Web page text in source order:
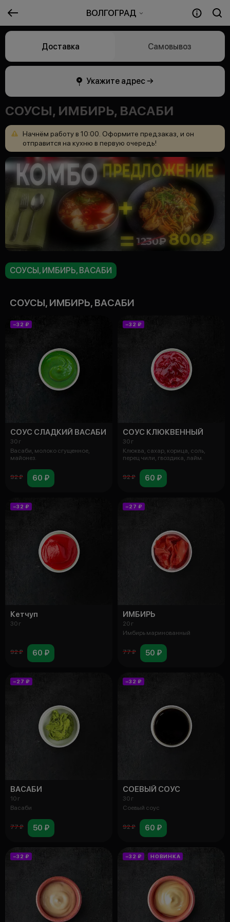
ВОЛГОГРАД
Доставка Самовывоз
Укажите адрес →
СОУСЫ, ИМБИРЬ, ВАСАБИ
Начнём работу в 10:00. Оформите предзаказ, и он
отправится на кухню в первую очередь!
СОУСЫ, ИМБИРЬ, ВАСАБИ
СОУСЫ, ИМБИРЬ, ВАСАБИ
−32 ₽
СОУС СЛАДКИЙ ВАСАБИ
30 г
Васаби, молоко сгущенное,
майонез.
92 ₽ 60 ₽
−32 ₽
СОУС КЛЮКВЕННЫЙ
30 г
Клюква, сахар, корица, соль,
перец чили, гвоздика, лайм.
92 ₽ 60 ₽
−32 ₽
Кетчуп
30 г
92 ₽ 60 ₽
−27 ₽
ИМБИРЬ
20 г
Имбирь маринованный
77 ₽ 50 ₽
−27 ₽
ВАСАБИ
10 г
Васаби
77 ₽ 50 ₽
−32 ₽
СОЕВЫЙ СОУС
30 г
Соевый соус
92 ₽ 60 ₽
−32 ₽ −32 ₽ НОВИНКА